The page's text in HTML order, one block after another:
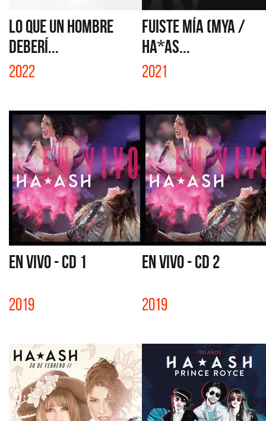
LO QUE UN HOMBRE
DEBERÍ...
2022
FUISTE MÍA (MYA /
HA*AS...
2021
EN VIVO - CD 1
2019
EN VIVO - CD 2
2019